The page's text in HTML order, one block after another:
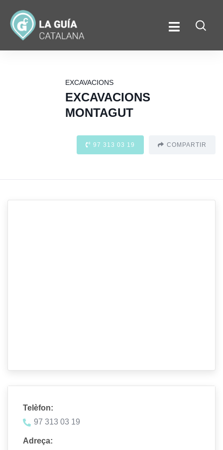
EXCAVACIONS
EXCAVACIONS
MONTAGUT
97 313 03 19 COMPARTIR
Telèfon:
97 313 03 19
Adreça: